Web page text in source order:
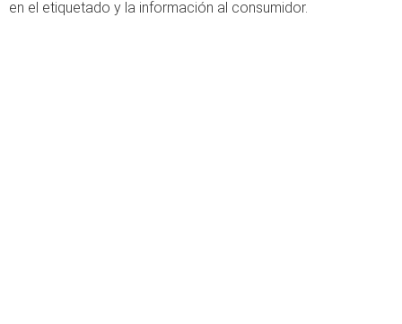
en el etiquetado y la información al consumidor.